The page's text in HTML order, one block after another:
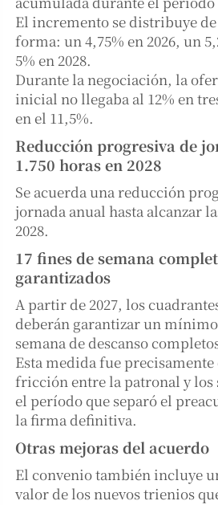
El incremento se distribuye
forma: un 4,75% en 2026, un
5% en 2028.
Durante la negociación, la
inicial no llegaba al 12% en
en el 11,5%.
Reducción progresiva de
1.750 horas en 2028
Se acuerda una reducción
jornada anual hasta alcanzar
2028.
17 fines de semana
garantizados
A partir de 2027, los
deberán garantizar un mínimo
semana de descanso
Esta medida fue
fricción entre la patronal y
el período que separó el
la firma definitiva.
Otras mejoras del acuerdo
El convenio también incluye
valor de los nuevos trienios